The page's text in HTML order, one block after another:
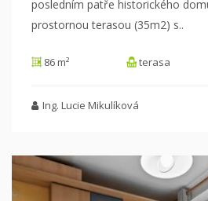
posledním patře historického
prostornou terasou (35m2) s..
86 m² terasa
Ing. Lucie Mikulíková